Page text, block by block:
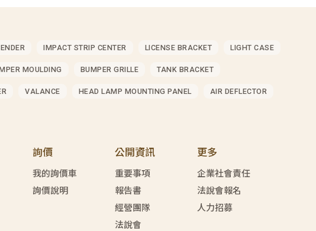
IMPACT STRIP CENTER LICENSE BRACKET LIGHT CASE
MOULDING BUMPER GRILLE TANK BRACKET
VALANCE HEAD LAMP MOUNTING PANEL AIR DEFLECTOR
詢價
我的詢價車
詢價說明
公開資訊
重要事項
報告書
經營團隊
法說會
更多
企業社會責任
法說會報名
人力招募